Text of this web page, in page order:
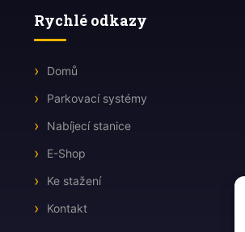
Rychlé odkazy
Domů
Parkovací systémy
Nabíjecí stanice
E-Shop
Ke stažení
Kontakt